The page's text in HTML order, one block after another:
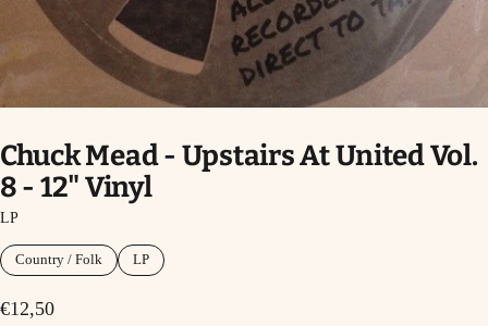
Chuck Mead - Upstairs At United Vol.
8 - 12" Vinyl
LP
Country / Folk LP
€12,50